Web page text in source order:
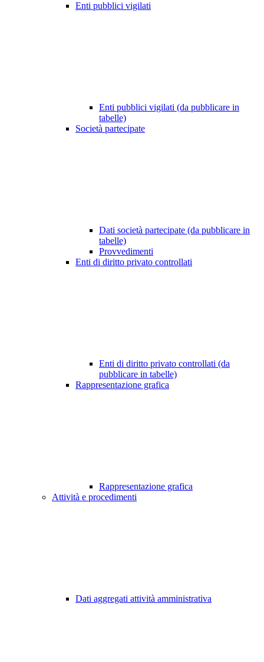
Enti pubblici vigilati
Enti pubblici vigilati (da pubblicare in
tabelle)
Società partecipate
Dati società partecipate (da pubblicare in
tabelle)
Provvedimenti
Enti di diritto privato controllati
Enti di diritto privato controllati (da
pubblicare in tabelle)
Rappresentazione grafica
Rappresentazione grafica
Attività e procedimenti
Dati aggregati attività amministrativa